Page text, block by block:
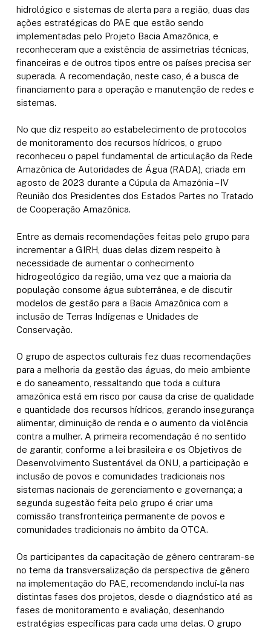
hidrológico e sistemas de alerta para a região, duas das
ações estratégicas do PAE que estão sendo
implementadas pelo Projeto Bacia Amazônica, e
reconheceram que a existência de assimetrias técnicas,
financeiras e de outros tipos entre os países precisa ser
superada. A recomendação, neste caso, é a busca de
financiamento para a operação e manutenção de redes e
sistemas.
No que diz respeito ao estabelecimento de protocolos
de monitoramento dos recursos hídricos, o grupo
reconheceu o papel fundamental de articulação da Rede
Amazônica de Autoridades de Água (RADA), criada em
agosto de 2023 durante a Cúpula da Amazônia – IV
Reunião dos Presidentes dos Estados Partes no Tratado
de Cooperação Amazônica.
Entre as demais recomendações feitas pelo grupo para
incrementar a GIRH, duas delas dizem respeito à
necessidade de aumentar o conhecimento
hidrogeológico da região, uma vez que a maioria da
população consome água subterrânea, e de discutir
modelos de gestão para a Bacia Amazônica com a
inclusão de Terras Indígenas e Unidades de
Conservação.
O grupo de aspectos culturais fez duas recomendações
para a melhoria da gestão das águas, do meio ambiente
e do saneamento, ressaltando que toda a cultura
amazônica está em risco por causa da crise de qualidade
e quantidade dos recursos hídricos, gerando insegurança
alimentar, diminuição de renda e o aumento da violência
contra a mulher. A primeira recomendação é no sentido
de garantir, conforme a lei brasileira e os Objetivos de
Desenvolvimento Sustentável da ONU, a participação e
inclusão de povos e comunidades tradicionais nos
sistemas nacionais de gerenciamento e governança; a
segunda sugestão feita pelo grupo é criar uma
comissão transfronteiriça permanente de povos e
comunidades tradicionais no âmbito da OTCA.
Os participantes da capacitação de gênero centraram-se
no tema da transversalização da perspectiva de gênero
na implementação do PAE, recomendando incluí-la nas
distintas fases dos projetos, desde o diagnóstico até as
fases de monitoramento e avaliação, desenhando
estratégias específicas para cada uma delas. O grupo